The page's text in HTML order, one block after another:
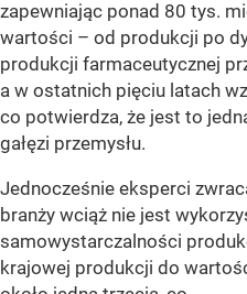
zapewniając ponad 80 tys.
wartości – od produkcji po
produkcji farmaceutycznej
a w ostatnich pięciu latach
co potwierdza, że jest to
gałęzi przemysłu.
Jednocześnie eksperci
branży wciąż nie jest
samowystarczalności
krajowej produkcji do